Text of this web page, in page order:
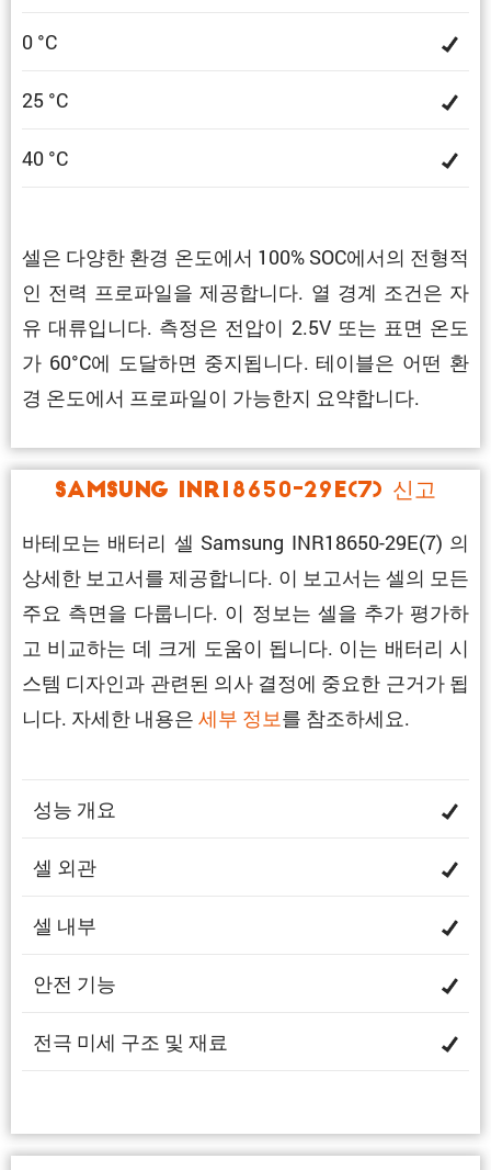
0 °C
25 °C
40 °C
셀은 다양한 환경 온도에서 100% SOC에서의 전형적
인 전력 프로파일을 제공합니다. 열 경계 조건은 자
유 대류입니다. 측정은 전압이 2.5V 또는 표면 온도
가 60°C에 도달하면 중지됩니다. 테이블은 어떤 환
경 온도에서 프로파일이 가능한지 요약합니다.
Samsung INR18650-29E(7) 신고
바테모는 배터리 셀 Samsung INR18650-29E(7) 의
상세한 보고서를 제공합니다. 이 보고서는 셀의 모든
주요 측면을 다룹니다. 이 정보는 셀을 추가 평가하
고 비교하는 데 크게 도움이 됩니다. 이는 배터리 시
스템 디자인과 관련된 의사 결정에 중요한 근거가 됩
니다. 자세한 내용은 세부 정보를 참조하세요.
성능 개요
셀 외관
셀 내부
안전 기능
전극 미세 구조 및 재료